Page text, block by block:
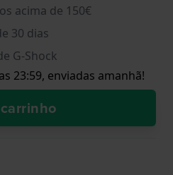
acima de 150€
30 dias
G-Shock
23:59, enviadas amanhã!